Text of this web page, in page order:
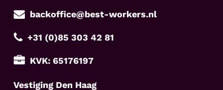
backoffice@best-workers.nl
+31 (0)85 303 42 81
KVK: 65176197
Vestiging Den Haag